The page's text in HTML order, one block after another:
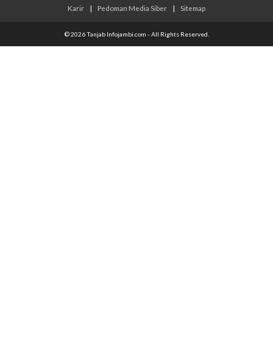
Karir
| Pedoman Media Siber | Sitemap
© 2026 Tanjab Infojambi.com - All Rights Reserved.